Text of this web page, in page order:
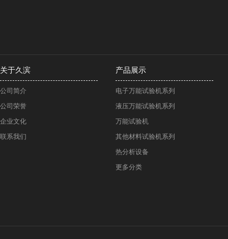
关于久滨
公司简介
公司荣誉
企业文化
联系我们
产品展示
电子万能试验机系列
液压万能试验机系列
万能试验机
其他材料试验机系列
热分析设备
更多分类